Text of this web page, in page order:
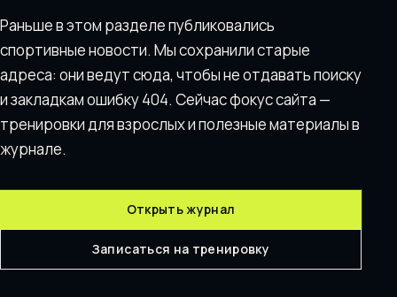
Раньше в этом разделе публиковались
спортивные новости. Мы сохранили старые
адреса: они ведут сюда, чтобы не отдавать поискy
и закладкам ошибку 404. Сейчас фокус сайта —
тренировки для взрослых и полезные материалы в
журнале.
Открыть журнал
Записаться на тренировку